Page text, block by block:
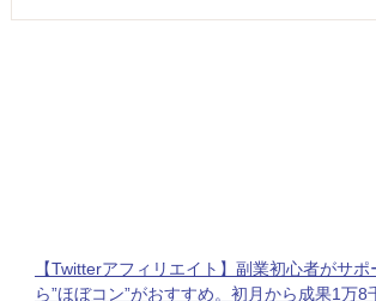
【Twitterアフィリエイト】副業初心者がサ
ら”ほぼコン”がおすすめ。初月から成果1万